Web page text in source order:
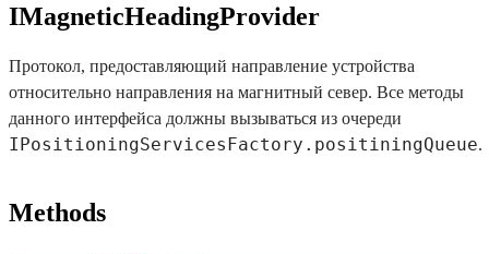
IMagneticHeadingProvider
Протокол, предоставляющий направление устройства
относительно направления на магнитный север. Все методы
данного интерфейса должны вызываться из очереди
IPositioningServicesFactory.positiningQueue.
Methods